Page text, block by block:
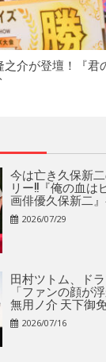
介が登壇！『君
今は亡き久保新
リー!!『俺の血
画俳優久保新二
2026/07/29
田村ツトム、ド
「ファンの顔が
無用ノ介 天下御
2026/07/16